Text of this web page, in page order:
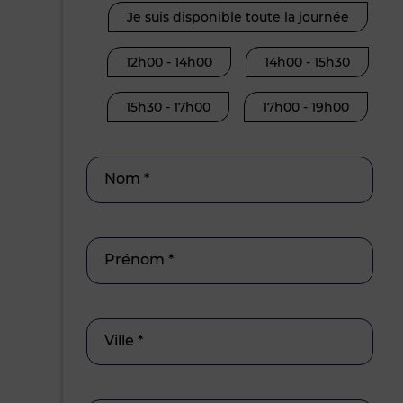
Je suis disponible toute la journée
12h00 - 14h00 14h00 - 15h30
15h30 - 17h00 17h00 - 19h00
Nom *
Prénom *
Ville *